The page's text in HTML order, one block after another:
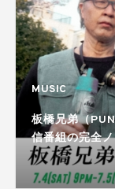
MUSIC
板橋兄弟（
信番組の完全